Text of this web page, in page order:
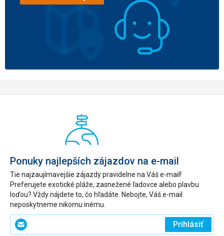
Ponuky najlepších zájazdov na e-mail
Tie najzaujímavejšie zájazdy pravidelne na Váš e-mail!
Preferujete exotické pláže, zasnežené ľadovce alebo plavbu
loďou? Vždy nájdete to, čo hľadáte. Nebojte, Váš e-mail
neposkytneme nikomu inému.
Zadajte
svoj
Prihlásiť